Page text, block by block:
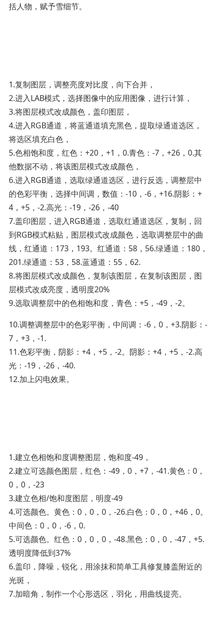
括人物，赋予雪细节。­
1.复制图层，调整亮度对比度，向下合并，
2.进入LAB模式，选择图像中的应用图像，进行计算，
3.将图层模式改成颜色，盖印图层，
4.进入RGB通道，将蓝通道填充黑色，提取绿通道选区，
将选区填充白色，
5.色相饱和度，红色：+20，+1，0.青色：-7，+26，0.其
他数据不动，将该图层模式改成颜色，
6.进入RGB通道，选取绿通道选区，进行反选，调整层中
的色彩平衡，选择中间调，数值：-10，-6，+16.阴影：+
4，+5，-2.高光：-19，-26，-40
7.盖印图层，进入RGB通道，选取红通道选区，复制，回
到RGB模式粘贴，图层模式改成颜色，选取调整层中的曲
线，红通道：173，193。红通道：58，56.绿通道：180，
201.绿通道：53，58.蓝通道：55，62.
8.将图层模式改成颜色，复制该图层，在复制该图层，图
层模式改成亮度，透明度20%
9.选取调整层中的色相饱和度，青色：+5，-49，-2。
10.调整调整层中的色彩平衡，中间调：-6，0，+3.阴影：-
7，+3，-1.
11.色彩平衡，阴影：+4，+5，-2。阴影：+4，+5，-2.高
光：-19，-26，-40.
12.加上闪电效果。­
1.建立色相饱和度调整图层，饱和度-49，
2.建立可选颜色图层，红色：-49，0，+7，-41.黄色：0，
0，0，-23
3.建立色相/饱和度图层，明度-49
4.可选颜色。黄色：0，0，0，-26.白色：0，0，+46，0。
中间色：0，0，-6，0.
5.可选颜色。红色：0，0，0，-48.黑色：0，0，-47，+5.
透明度降低到37%
6.盖印，降噪，锐化，用涂抹和简单工具修复膝盖附近的
光斑，
7.加暗角，制作一个心形选区，羽化，用曲线提亮。­